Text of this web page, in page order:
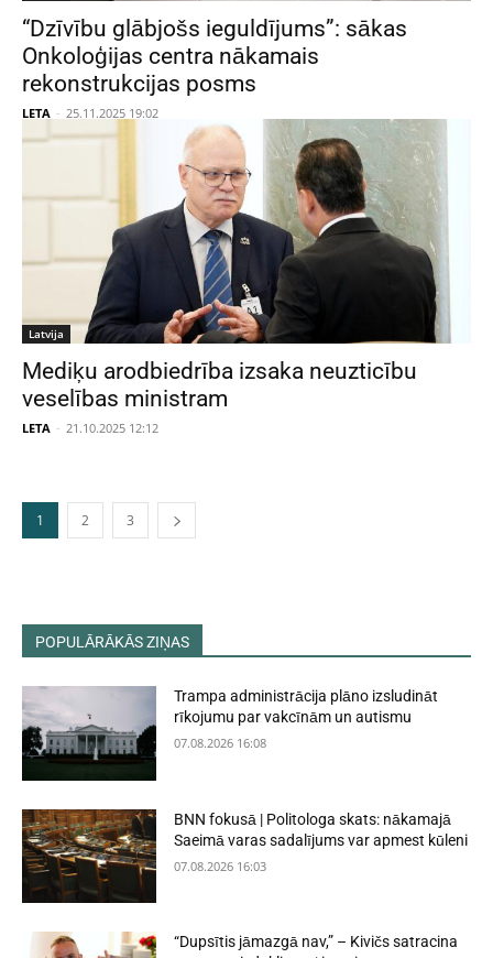
“Dzīvību glābjošs ieguldījums”: sākas
Onkoloģijas centra nākamais
rekonstrukcijas posms
LETA - 25.11.2025 19:02
Latvija
Mediķu arodbiedrība izsaka neuzticību
veselības ministram
LETA - 21.10.2025 12:12
1 2 3
POPULĀRĀKĀS ZIŅAS
Trampa administrācija plāno izsludināt
rīkojumu par vakcīnām un autismu
07.08.2026 16:08
BNN fokusā | Politologa skats: nākamajā
Saeimā varas sadalījums var apmest kūleni
07.08.2026 16:03
“Dupsītis jāmazgā nav,” – Kivičs satracina